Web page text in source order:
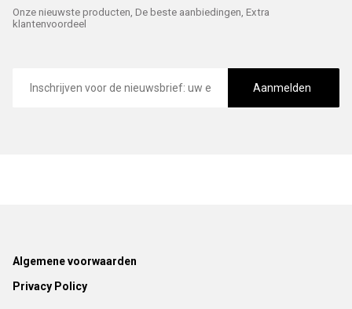
Onze nieuwste producten, De beste aanbiedingen, Extra
klantenvoordeel
mailadres
Aanmelden
Footer
Algemene voorwaarden
Privacy Policy